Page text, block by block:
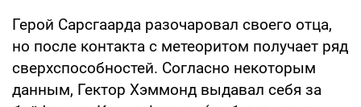
Герой Сарсгаарда разочаровал своего отца,
но после контакта с метеоритом получает ряд
сверхспособностей. Согласно некоторым
данным, Гектор Хэммонд выдавал себя за